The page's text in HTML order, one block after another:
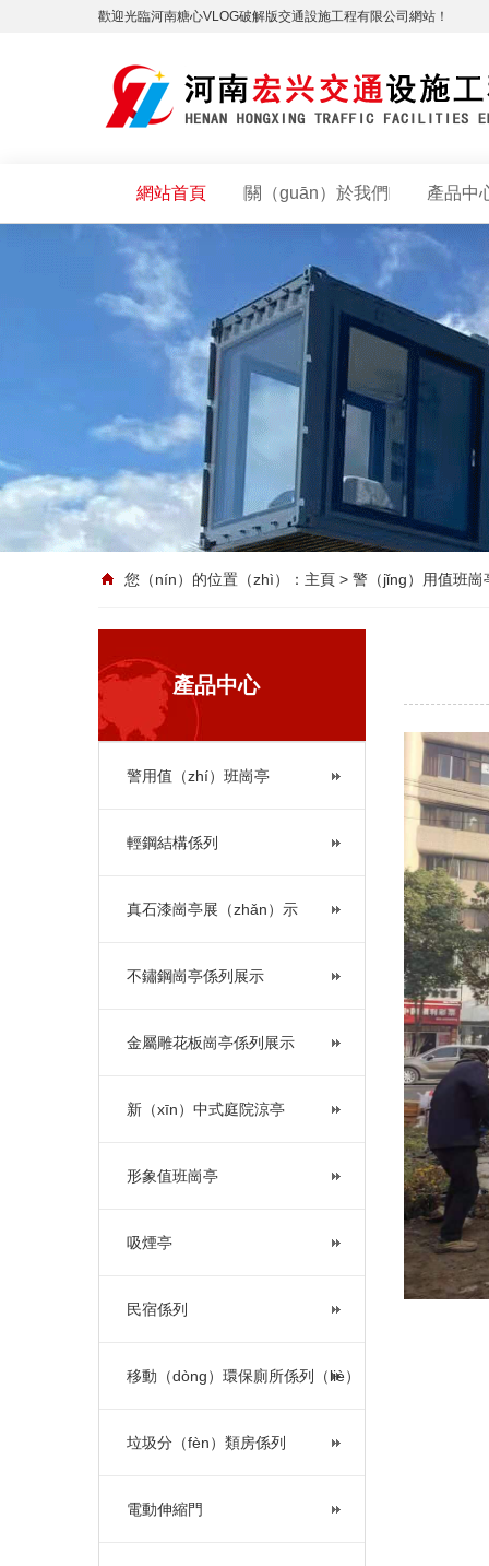
歡迎光臨河南糖心VLOG破解版交通設施工程有限公司網站！
網站首頁 關（guān）於我們 產品中
您（nín）的位置（zhì）： 主頁 > 警（jǐng）用值班崗
產品中心
警用值（zhí）班崗亭
輕鋼結構係列
真石漆崗亭展（zhǎn）示
不鏽鋼崗亭係列展示
金屬雕花板崗亭係列展示
新（xīn）中式庭院涼亭
形象值班崗亭
吸煙亭
民宿係列
移動（dòng）環保廁所係列（liè）
垃圾分（fèn）類房係列
電動伸縮門